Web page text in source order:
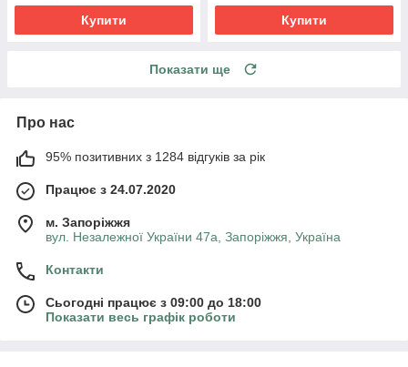
Купити Купити
Показати ще
Про нас
95% позитивних з 1284 відгуків за рік
Працює з 24.07.2020
м. Запоріжжя
вул. Незалежної України 47а, Запоріжжя, Україна
Контакти
Сьогодні працює з 09:00 до 18:00
Показати весь графік роботи